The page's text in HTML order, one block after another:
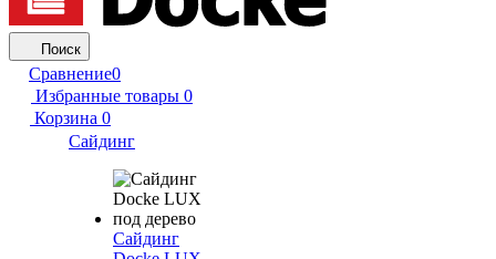
Поиск
Сравнение0
Избранные товары 0
Корзина 0
Сайдинг
Сайдинг